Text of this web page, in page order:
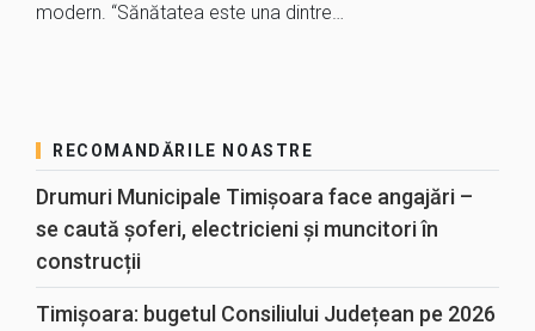
modern. “Sănătatea este una dintre…
RECOMANDĂRILE NOASTRE
Drumuri Municipale Timișoara face angajări –
se caută șoferi, electricieni și muncitori în
construcții
Timișoara: bugetul Consiliului Județean pe 2026